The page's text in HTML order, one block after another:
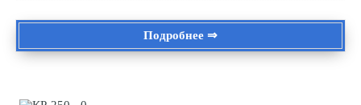
Подробнее ⇒